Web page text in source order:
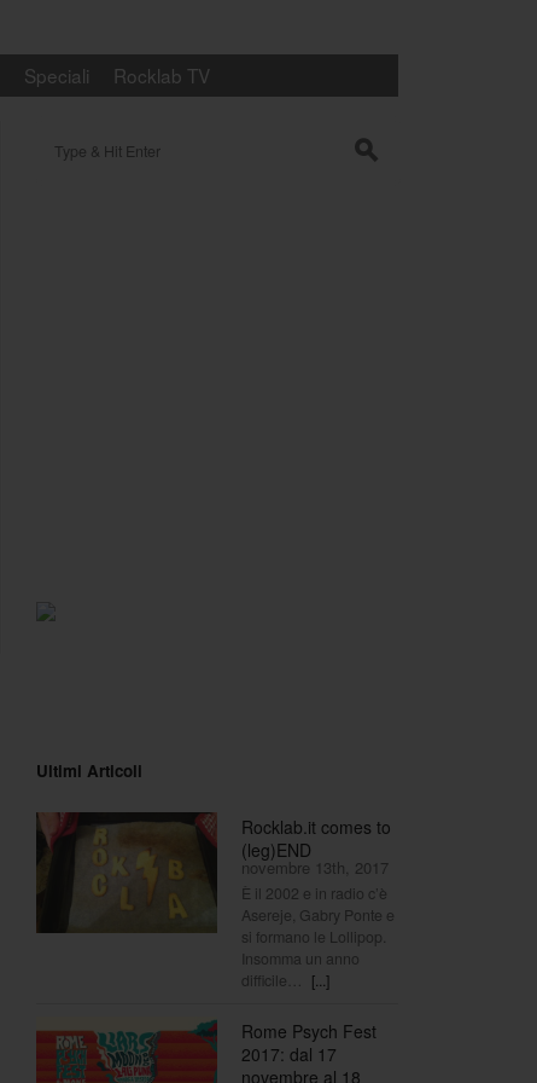
Speciali Rocklab TV
s
Ultimi Articoli
Rocklab.it comes to
(leg)END
novembre 13th, 2017
È il 2002 e in radio c’è
Asereje, Gabry Ponte e
si formano le Lollipop.
Insomma un anno
difficile… [...]
Rome Psych Fest
2017: dal 17
novembre al 18